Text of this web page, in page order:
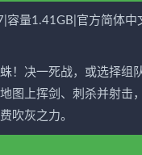
容量1.41GB|官方简体中
！决一死战，或选择组
图上挥剑、刺杀并射击
吹灰之力。